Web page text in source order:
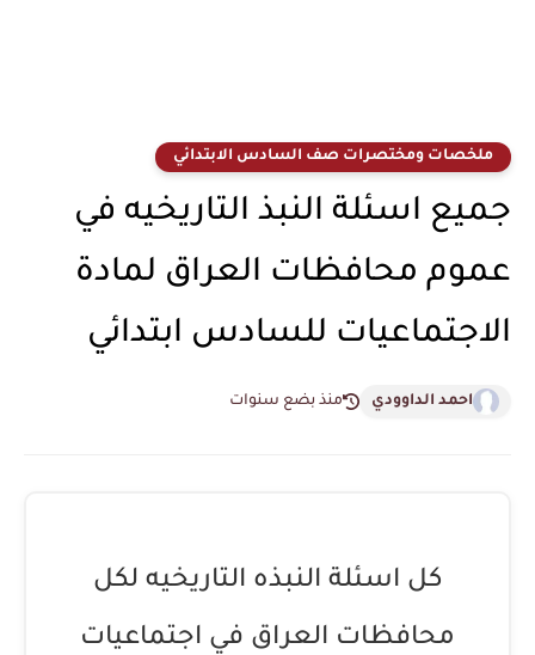
ملخصات ومختصرات صف السادس الابتدائي
جميع اسئلة النبذ التاريخيه في
عموم محافظات العراق لمادة
الاجتماعيات للسادس ابتدائي
احمد الداوودي منذ بضع سنوات
كل اسئلة النبذه التاريخيه لكل
محافظات العراق في اجتماعيات